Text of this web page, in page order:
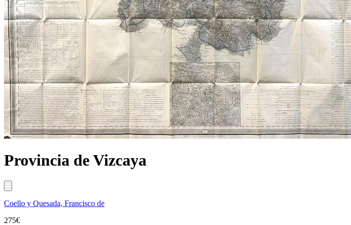
Provincia de Vizcaya
Coello y Quesada, Francisco de
275€